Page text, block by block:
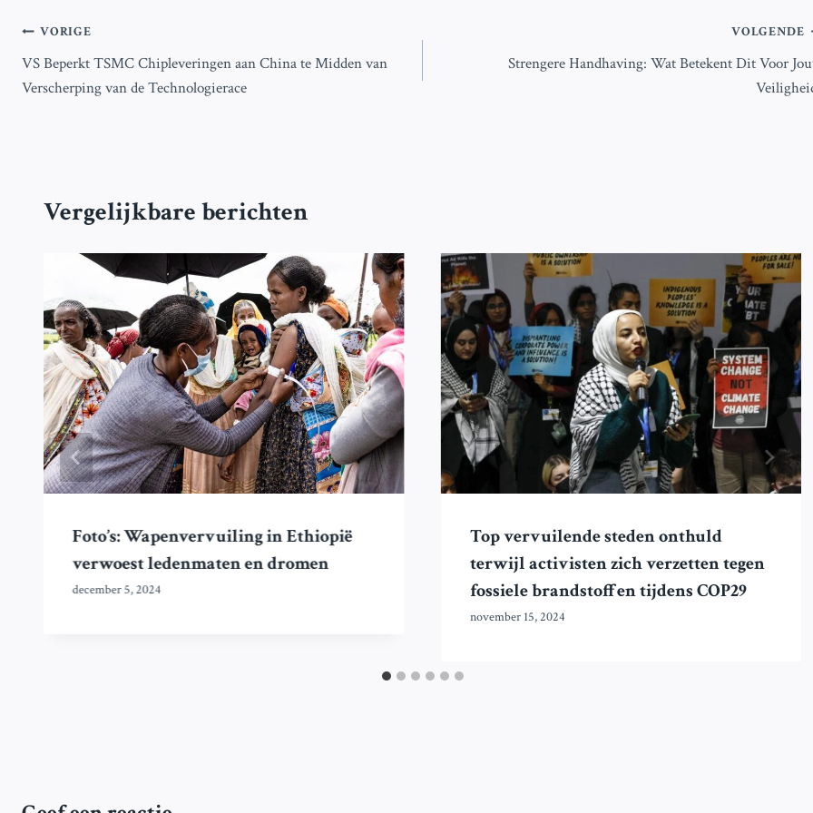
Bericht
navigatie
VORIGE
VS Beperkt TSMC Chipleveringen aan China te Midden van
Verscherping van de Technologierace
VOLGENDE
Strengere Handhaving: Wat Betekent Dit Voor
Vergelijkbare berichten
Foto’s: Wapenvervuiling in Ethiopië
verwoest ledenmaten en dromen
december 5, 2024
Top vervuilende steden onthuld
terwijl activisten zich verzetten tegen
fossiele brandstoffen tijdens COP29
november 15, 2024